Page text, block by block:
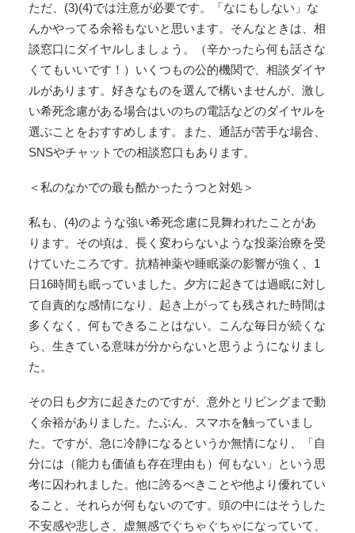
ただ、(3)(4)では注意が必要です。「なにもしない」な
んかやってる余裕もないと思います。そんなときは、相
談窓口にダイヤルしましょう。（辛かったら何も話さな
くてもいいです！）いくつもの公的機関で、相談ダイヤ
ルがあります。好きなものを選んで構いませんが、激し
い希死念慮がある場合はいのちの電話などのダイヤルを
選ぶことをおすすめします。また、通話が苦手な場合、
SNSやチャットでの相談窓口もあります。
＜私のなかでの最も酷かったうつと対処＞
私も、(4)のような強い希死念慮に見舞われたことがあ
ります。その頃は、長く変わらないような投薬治療を受
けていたころです。抗精神薬や睡眠薬の影響が強く、1
日16時間も眠っていました。夕方に起きては過眠に対し
て自責的な感情になり、起き上がっても残された時間は
多くなく、何もできることはない。こんな毎日が続くな
ら、生きている意味が分からないと思うようになりまし
た。
その日も夕方に起きたのですが、意外とリビングまで動
く余裕がありました。たぶん、スマホを触っていまし
た。ですが、急に冷静になるというか無情になり、「自
分には（能力も価値も存在理由も）何もない」という思
考に囚われました。他に誇るべきことや他より優れてい
ること、それらが何もないのです。頭の中にはそうした
不安感や悲しさ、虚無感でぐちゃぐちゃになっていて、